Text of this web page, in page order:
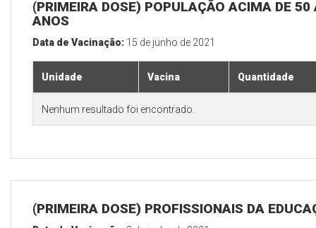
(PRIMEIRA DOSE) POPULAÇÃO ACIMA DE 50
ANOS
Data de Vacinação: 15 de junho de 2021
Unidade Vacina Quantidade
Nenhum resultado foi encontrado.
(PRIMEIRA DOSE) PROFISSIONAIS DA